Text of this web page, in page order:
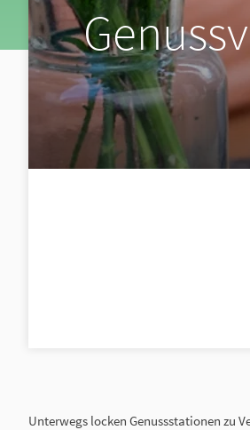
Unterwegs locken Genussstationen zu